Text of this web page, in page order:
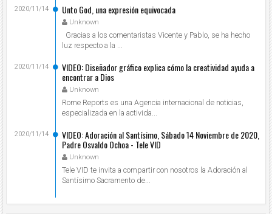
Unto God, una expresión equivocada
Unknown
2020/11/14
Gracias a los comentaristas Vicente y Pablo, se ha hecho
luz respecto a la ...
VIDEO: Diseñador gráfico explica cómo la creatividad ayuda a
encontrar a Dios
Unknown
2020/11/14
Rome Reports es una Agencia internacional de noticias,
especializada en la activida...
VIDEO: Adoración al Santísimo, Sábado 14 Noviembre de 2020,
Padre Osvaldo Ochoa - Tele VID
Unknown
2020/11/14
Tele VID te invita a compartir con nosotros la Adoración al
Santísimo Sacramento de...